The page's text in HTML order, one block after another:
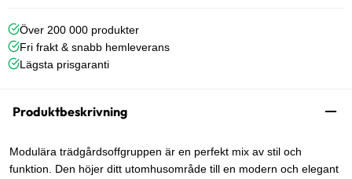
Över 200 000 produkter
Fri frakt & snabb hemleverans
Lägsta prisgaranti
Produktbeskrivning
Modulära trädgårdsoffgruppen är en perfekt mix av stil och
funktion. Den höjer ditt utomhusområde till en modern och elegant